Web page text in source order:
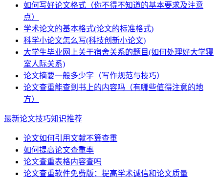
如何写好论文格式（你不得不知道的基本要求及注意
点）
学术论文的基本格式(论文的标准格式)
科学小论文怎么写(科技创新小论文)
大学生毕业网上关于宿舍关系的题目(如何处理好大学寝
室人际关系)
论文摘要一般多少字（写作规范与技巧）
论文查重能查到书上的内容吗（有哪些值得注意的地
方）
最新论文技巧知识推荐
论文如何引用文献不算查重
如何提高论文查重率
论文查重表格内容查吗
论文查重软件免费版：提高学术诚信和论文质量